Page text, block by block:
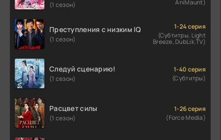
(1 сезон) AniMaunt)
Преступления с низким IQ
(1 сезон)
1-24 серия
(Субтитры, Light
Breeze, DubLik.TV)
Следуй сценарию!
(1 сезон)
1-40 серия
(Субтитры)
Расцвет силы
(1 сезон)
1-26 серия
(Force Media)